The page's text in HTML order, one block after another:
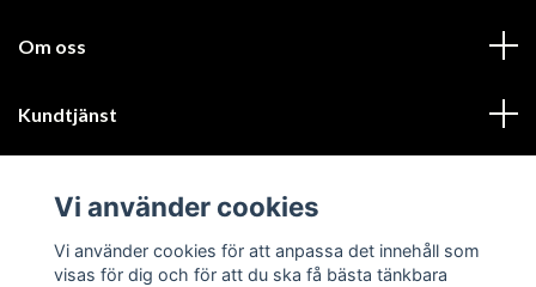
Om oss
Kundtjänst
Sociala medier
Vi använder cookies
Vi använder cookies för att anpassa det innehåll som
visas för dig och för att du ska få bästa tänkbara